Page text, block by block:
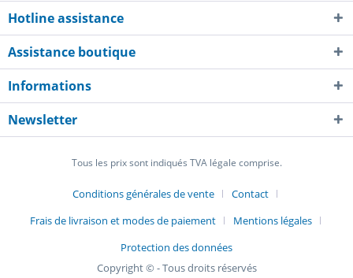
Hotline assistance
Assistance boutique
Informations
Newsletter
Tous les prix sont indiqués TVA légale comprise.
Conditions générales de vente
Contact
Frais de livraison et modes de paiement
Mentions légales
Protection des données
Copyright © - Tous droits réservés